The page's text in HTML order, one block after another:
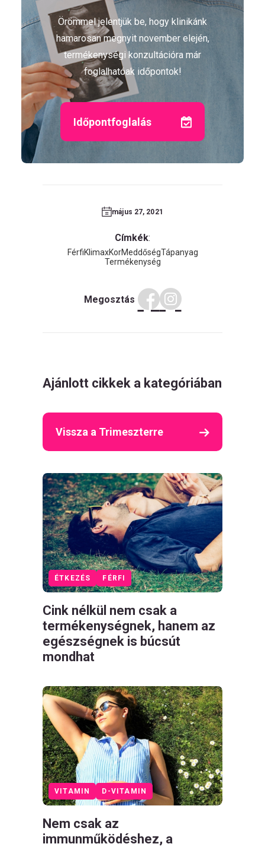
Örömmel jelentjük be, hogy klinikánk
hamarosan megnyit november elején,
termékenységi konzultációra már
foglalhatóak időpontok!
Időpontfoglalás
május 27, 2021
Címkék:
FérfiKlimaxKorMeddőségTápanyag
Termékenység
Megosztás
Ajánlott cikkek a kategóriában
Vissza a Trimeszterre
ÉTKEZÉS FÉRFI
Cink nélkül nem csak a
termékenységnek, hanem az
egészségnek is búcsút
mondhat
VITAMIN D-VITAMIN
Nem csak az
immunműködéshez, a